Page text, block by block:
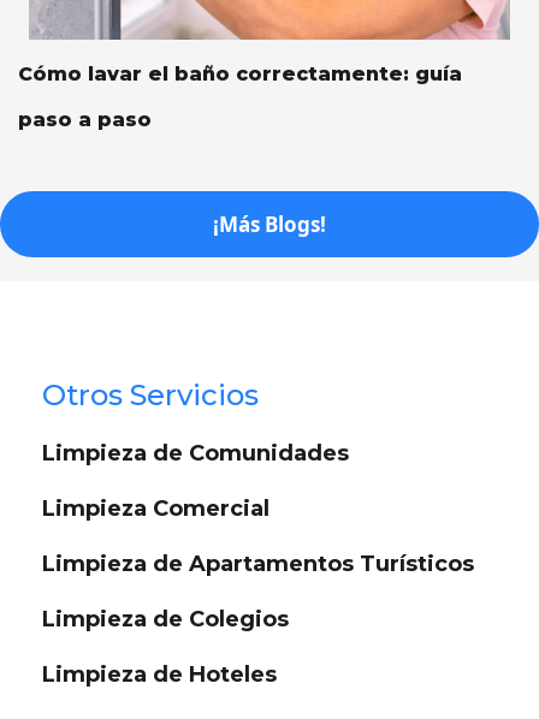
Cómo lavar el baño correctamente: guía
paso a paso
¡Más Blogs!
Otros Servicios
Limpieza de Comunidades
Limpieza Comercial
Limpieza de Apartamentos Turísticos
Limpieza de Colegios
Limpieza de Hoteles